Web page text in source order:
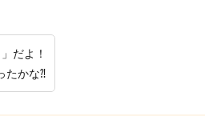
だよ！
たかな⁈